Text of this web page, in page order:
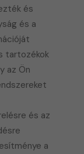
és
és a
tartozékok
az Ön
és az
a